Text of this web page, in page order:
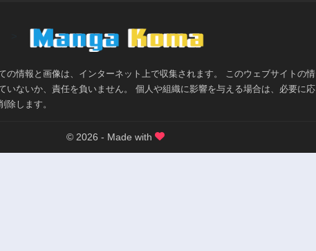
の情報と画像は、インターネット上で収集されます。 このウェブサイトの情
いないか、責任を負いません。 個人や組織に影響を与える場合は、必要に応
除します。
© 2026 - Made with